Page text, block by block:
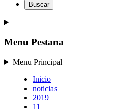
Buscar
Menu Pestana
Menu Principal
Inicio
noticias
2019
11